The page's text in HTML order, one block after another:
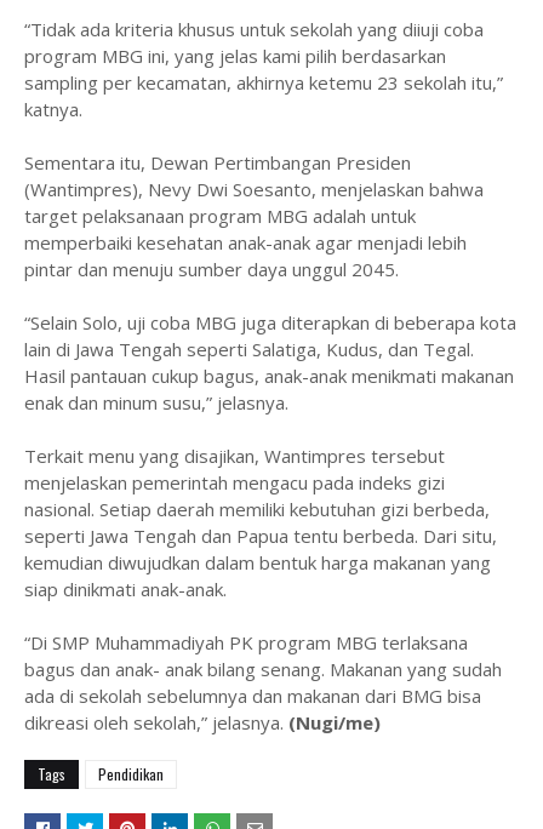
“Tidak ada kriteria khusus untuk sekolah yang diiuji coba
program MBG ini, yang jelas kami pilih berdasarkan
sampling per kecamatan, akhirnya ketemu 23 sekolah itu,”
katnya.
Sementara itu, Dewan Pertimbangan Presiden
(Wantimpres), Nevy Dwi Soesanto, menjelaskan bahwa
target pelaksanaan program MBG adalah untuk
memperbaiki kesehatan anak-anak agar menjadi lebih
pintar dan menuju sumber daya unggul 2045.
“Selain Solo, uji coba MBG juga diterapkan di beberapa kota
lain di Jawa Tengah seperti Salatiga, Kudus, dan Tegal.
Hasil pantauan cukup bagus, anak-anak menikmati makanan
enak dan minum susu,” jelasnya.
Terkait menu yang disajikan, Wantimpres tersebut
menjelaskan pemerintah mengacu pada indeks gizi
nasional. Setiap daerah memiliki kebutuhan gizi berbeda,
seperti Jawa Tengah dan Papua tentu berbeda. Dari situ,
kemudian diwujudkan dalam bentuk harga makanan yang
siap dinikmati anak-anak.
“Di SMP Muhammadiyah PK program MBG terlaksana
bagus dan anak- anak bilang senang. Makanan yang sudah
ada di sekolah sebelumnya dan makanan dari BMG bisa
dikreasi oleh sekolah,” jelasnya. (Nugi/me)
Tags Pendidikan